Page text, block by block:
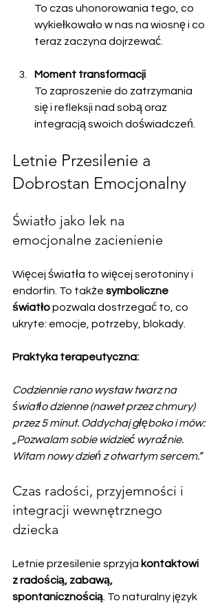
To czas uhonorowania tego, co
wykiełkowało w nas na wiosnę i co
teraz zaczyna dojrzewać.
Moment transformacji
To zaproszenie do zatrzymania
się i refleksji nad sobą oraz
integracją swoich doświadczeń.
Letnie Przesilenie a
Dobrostan Emocjonalny
Światło jako lek na
emocjonalne zacienienie
Więcej światła to więcej serotoniny i
endorfin. To także symboliczne
światło pozwala dostrzegać to, co
ukryte: emocje, potrzeby, blokady.
Praktyka terapeutyczna:
Codziennie rano wystaw twarz na
światło dzienne (nawet przez chmury)
przez 5 minut. Oddychaj głęboko i mów:
„Pozwalam sobie widzieć wyraźnie.
Witam nowy dzień z otwartym sercem.”
Czas radości, przyjemności i
integracji wewnętrznego
dziecka
Letnie przesilenie sprzyja kontaktowi
z radością, zabawą,
spontanicznością . To naturalny język